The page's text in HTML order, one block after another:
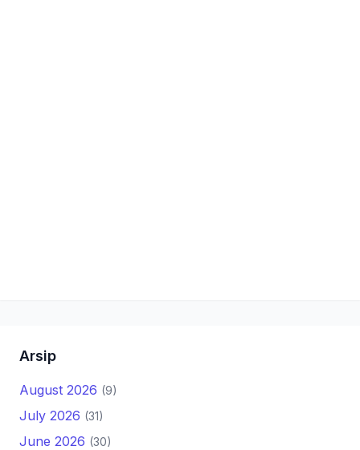
Arsip
August 2026 (9)
July 2026 (31)
June 2026 (30)